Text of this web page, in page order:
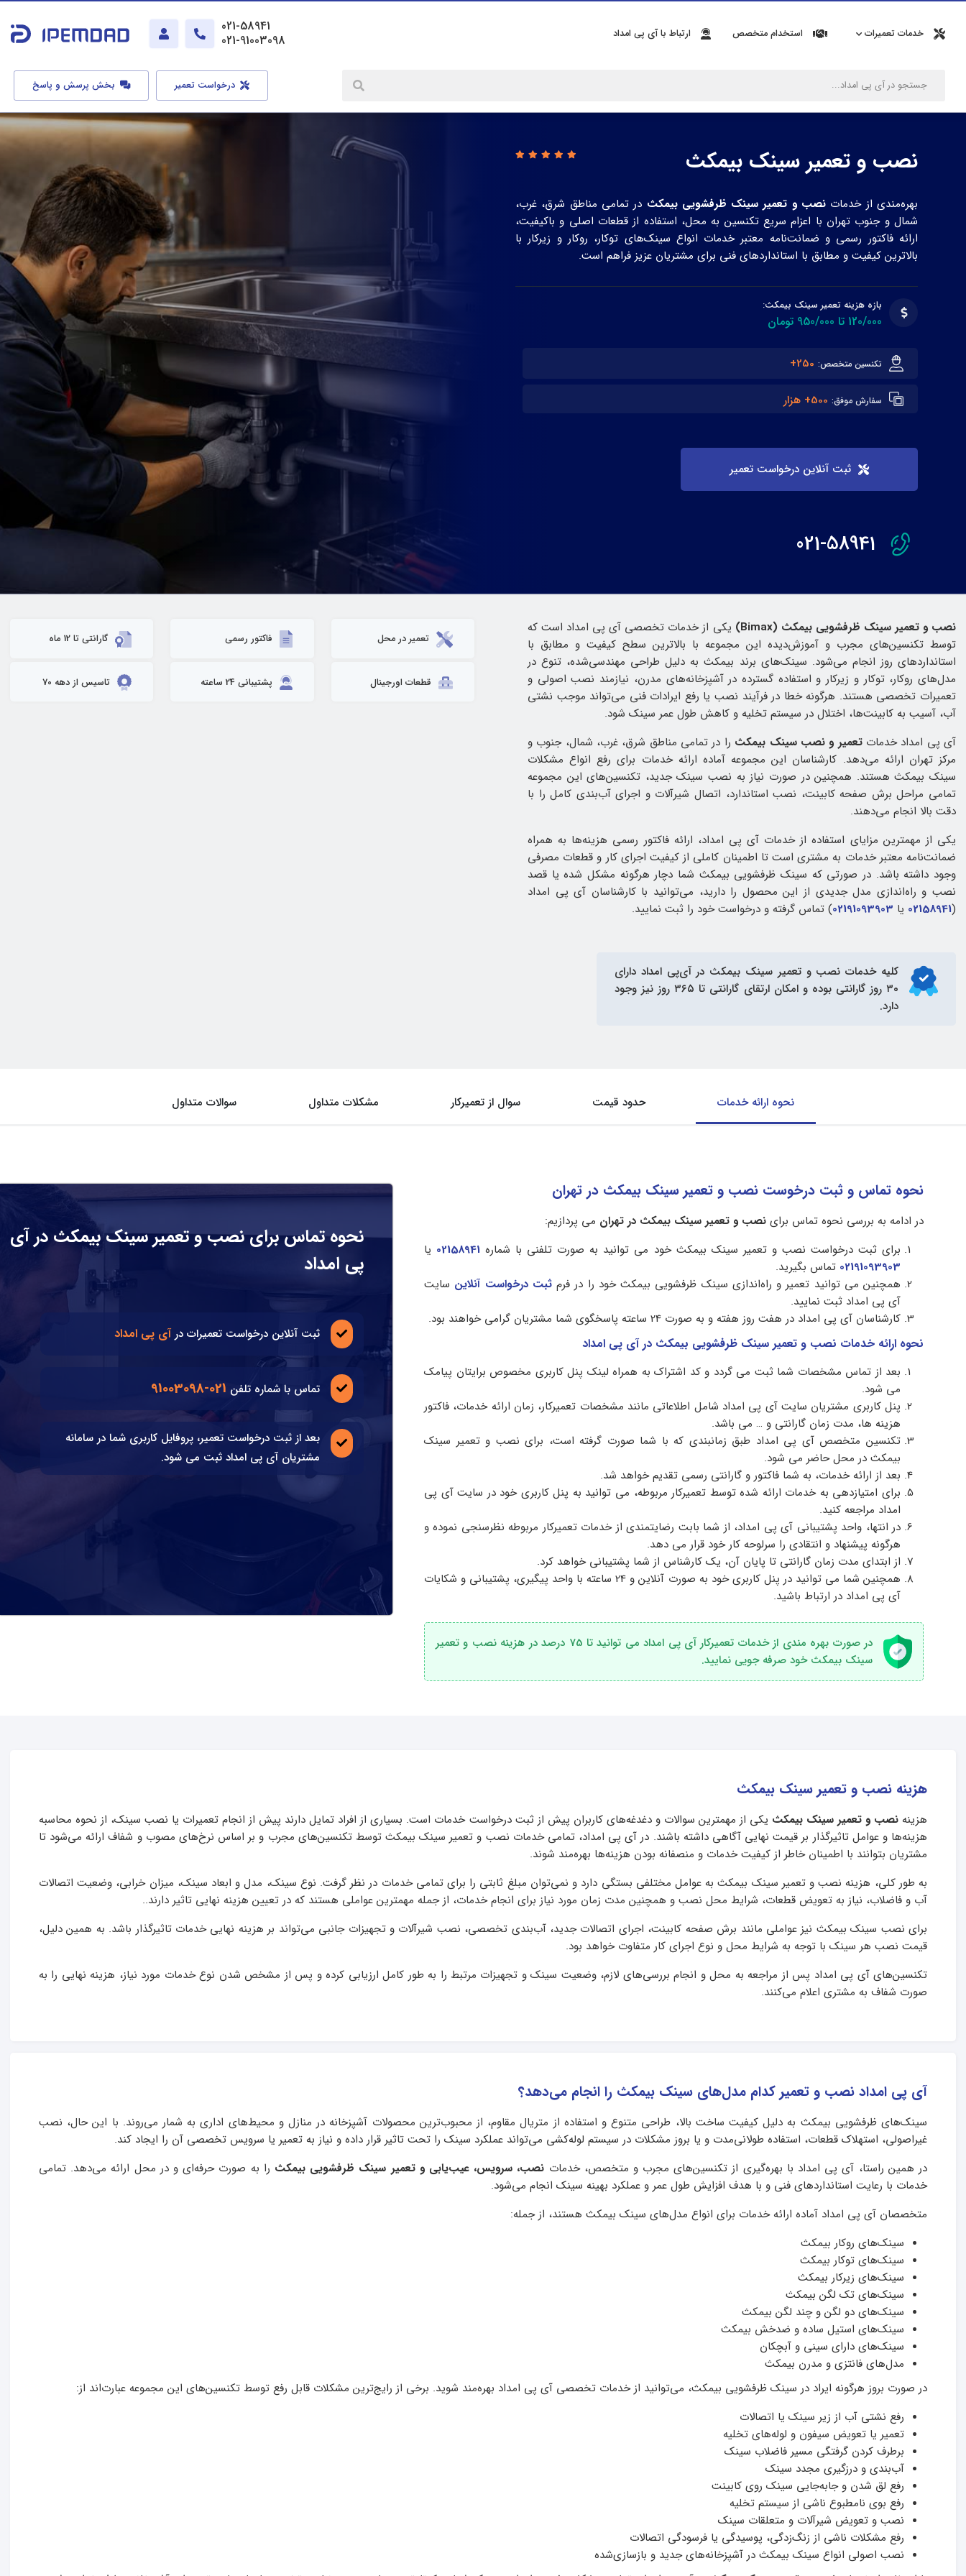
خدمات تعمیرات استخدام متخصص ارتباط با آی پی امداد
021-58941
021-91003098
درخواست تعمیر بخش پرسش و پاسخ
نصب و تعمیر سینک بیمکث
بهره‌مندی از خدمات نصب و تعمیر سینک ظرفشویی بیمکث در تمامی مناطق شرق، غرب،
شمال و جنوب تهران با اعزام سریع تکنسین به محل، استفاده از قطعات اصلی و باکیفیت،
ارائه فاکتور رسمی و ضمانت‌نامه معتبر خدمات انواع سینک‌های توکار، روکار و زیرکار با
بالاترین کیفیت و مطابق با استانداردهای فنی برای مشتریان عزیز فراهم است.
بازه هزینه تعمیر سینک بیمکث:
120/000 تا 950/000 تومان
تکنسین متخصص: 250+
سفارش موفق: 500+ هزار
ثبت آنلاین درخواست تعمیر
021-58941
نصب و تعمیر سینک ظرفشویی بیمکث (Bimax)
یکی از خدمات تخصصی آی پی امداد است که
توسط تکنسین‌های مجرب و آموزش‌دیده این مجموعه با بالاترین سطح کیفیت و مطابق با
استانداردهای روز انجام می‌شود. سینک‌های برند بیمکث به دلیل طراحی مهندسی‌شده، تنوع در
مدل‌های روکار، توکار و زیرکار و استفاده گسترده در آشپزخانه‌های مدرن، نیازمند نصب اصولی و
تعمیرات تخصصی هستند. هرگونه خطا در فرآیند نصب یا رفع ایرادات فنی می‌تواند موجب نشتی
آب، آسیب به کابینت‌ها، اختلال در سیستم تخلیه و کاهش طول عمر سینک شود.
آی پی امداد خدمات تعمیر و نصب سینک بیمکث را در تمامی مناطق شرق، غرب، شمال، جنوب و
مرکز تهران ارائه می‌دهد. کارشناسان این مجموعه آماده ارائه خدمات برای رفع انواع مشکلات
سینک بیمکث هستند. همچنین در صورت نیاز به نصب سینک جدید، تکنسین‌های این مجموعه
تمامی مراحل برش صفحه کابینت، نصب استاندارد، اتصال شیرآلات و اجرای آب‌بندی کامل را با
دقت بالا انجام می‌دهند.
یکی از مهمترین مزایای استفاده از خدمات آی پی امداد، ارائه فاکتور رسمی هزینه‌ها به همراه
ضمانت‌نامه معتبر خدمات به مشتری است تا اطمینان کاملی از کیفیت اجرای کار و قطعات مصرفی
وجود داشته باشد. در صورتی که سینک ظرفشویی بیمکث شما دچار هرگونه مشکل شده یا قصد
نصب و راه‌اندازی مدل جدیدی از این محصول را دارید، می‌توانید با کارشناسان آی پی امداد
(
02158941 یا 02191093903) تماس گرفته و درخواست خود را ثبت نمایید.
کلیه خدمات نصب و تعمیر سینک بیمکث در آی‌پی امداد دارای
۳۰ روز گارانتی بوده و امکان ارتقای گارانتی تا ۳۶۵ روز نیز وجود
دارد.
تعمیر در محل فاکتور رسمی گارانتی تا 12 ماه
قطعات اورجینال پشتیبانی 24 ساعته تاسیس از دهه 70
نحوه ارائه خدمات حدود قیمت سوال از تعمیرکار مشکلات متداول سوالات متداول
نحوه تماس و ثبت درخوست نصب و تعمیر سینک بیمکث در تهران
در ادامه به بررسی نحوه تماس برای نصب و تعمیر سینک بیمکث در تهران می پردازیم:
برای ثبت درخواست نصب و تعمیر سینک بیمکث خود می توانید به صورت تلفنی با شماره 02158941 یا
02191093903 تماس بگیرید.
همچنین می توانید تعمیر و راه‌اندازی سینک ظرفشویی بیمکث خود را در فرمثبت درخواست آنلاین سایت
آی پی امداد ثبت نمایید.
کارشناسان آی پی امداد در هفت روز هفته و به صورت 24 ساعته پاسخگوی شما مشتریان گرامی خواهند بود.
نحوه ارائه خدمات نصب و تعمیر سینک ظرفشویی بیمکث در آی پی امداد
بعد از تماس مشخصات شما ثبت می گردد و کد اشتراک به همراه لینک پنل کاربری مخصوص برایتان پیامک
می شود.
پنل کاربری مشتریان سایت آی پی امداد شامل اطلاعاتی مانند مشخصات تعمیرکار، زمان ارائه خدمات، فاکتور
هزینه ها، مدت زمان گارانتی و … می باشد.
تکنسین متخصص آی پی امداد طبق زمانبندی که با شما صورت گرفته است، برای نصب و تعمیر سینک
بیمکث در محل حاضر می شود.
بعد از ارائه خدمات، به شما فاکتور و گارانتی رسمی تقدیم خواهد شد.
برای امتیازدهی به خدمات ارائه شده توسط تعمیرکار مربوطه، می توانید به پنل کاربری خود در سایت آی پی
امداد مراجعه کنید.
در انتها، واحد پشتیبانی آی پی امداد، از شما بابت رضایتمندی از خدمات تعمیرکار مربوطه نظرسنجی نموده و
هرگونه پیشنهاد و انتقادی را سرلوحه کار خود قرار می دهد.
از ابتدای مدت زمان گارانتی تا پایان آن، یک کارشناس از شما پشتیبانی خواهد کرد.
همچنین شما می توانید در پنل کاربری خود به صورت آنلاین و 24 ساعته با واحد پیگیری، پشتیبانی و شکایات
آی پی امداد در ارتباط باشید.
در صورت بهره مندی از خدمات تعمیرکار آی پی امداد می توانید تا 75 درصد در هزینه نصب و تعمیر
سینک بیمکث خود صرفه جویی نمایید.
نحوه تماس برای نصب و تعمیر سینک بیمکث در آی
پی امداد
ثبت آنلاین درخواست تعمیرات درآی پی امداد
تماس با شماره تلفن 021-91003098
بعد از ثبت درخواست تعمیر، پروفایل کاربری شما در سامانه
مشتریان آی پی امداد ثبت می شود.
هزینه نصب و تعمیر سینک بیمکث
هزینهنصب و تعمیر سینک بیمکث یکی از مهمترین سوالات و دغدغه‌های کاربران پیش از ثبت درخواست خدمات است. بسیاری از افراد تمایل دارند پیش از انجام تعمیرات یا نصب سینک، از نحوه محاسبه
هزینه‌ها و عوامل تاثیرگذار بر قیمت نهایی آگاهی داشته باشند. در آی پی امداد، تمامی خدمات نصب و تعمیر سینک بیمکث توسط تکنسین‌های مجرب و بر اساس نرخ‌های مصوب و شفاف ارائه می‌شود تا
مشتریان بتوانند با اطمینان خاطر از کیفیت خدمات و منصفانه بودن هزینه‌ها بهره‌مند شوند.
به طور کلی، هزینه نصب و تعمیر سینک بیمکث به عوامل مختلفی بستگی دارد و نمی‌توان مبلغ ثابتی را برای تمامی خدمات در نظر گرفت. نوع سینک، مدل و ابعاد سینک، میزان خرابی، وضعیت اتصالات
آب و فاضلاب، نیاز به تعویض قطعات، شرایط محل نصب و همچنین مدت زمان مورد نیاز برای انجام خدمات، از جمله مهمترین عواملی هستند که در تعیین هزینه نهایی تاثیر دارند..
برای نصب سینک بیمکث نیز عواملی مانند برش صفحه کابینت، اجرای اتصالات جدید، آب‌بندی تخصصی، نصب شیرآلات و تجهیزات جانبی می‌تواند بر هزینه نهایی خدمات تاثیرگذار باشد. به همین دلیل،
قیمت نصب هر سینک با توجه به شرایط محل و نوع اجرای کار متفاوت خواهد بود.
تکنسین‌های آی پی امداد پس از مراجعه به محل و انجام بررسی‌های لازم، وضعیت سینک و تجهیزات مرتبط را به طور کامل ارزیابی کرده و پس از مشخص شدن نوع خدمات مورد نیاز، هزینه نهایی را به
صورت شفاف به مشتری اعلام می‌کنند.
آی پی امداد نصب و تعمیر کدام مدل‌های سینک بیمکث را انجام می‌دهد؟
سینک‌های ظرفشویی بیمکث به دلیل کیفیت ساخت بالا، طراحی متنوع و استفاده از متریال مقاوم، از محبوب‌ترین محصولات آشپزخانه در منازل و محیط‌های اداری به شمار می‌روند. با این حال، نصب
غیراصولی، استهلاک قطعات، استفاده طولانی‌مدت و یا بروز مشکلات در سیستم لوله‌کشی می‌تواند عملکرد سینک را تحت تاثیر قرار داده و نیاز به تعمیر یا سرویس تخصصی آن را ایجاد کند.
در همین راستا، آی پی امداد با بهره‌گیری از تکنسین‌های مجرب و متخصص، خدمات نصب، سرویس، عیب‌یابی و تعمیر سینک ظرفشویی بیمکث را به صورت حرفه‌ای و در محل ارائه می‌دهد. تمامی
خدمات با رعایت استانداردهای فنی و با هدف افزایش طول عمر و عملکرد بهینه سینک انجام می‌شود.
متخصصان آی پی امداد آماده ارائه خدمات برای انواع مدل‌های سینک بیمکث هستند، از جمله:
سینک‌های روکار بیمکث
سینک‌های توکار بیمکث
سینک‌های زیرکار بیمکث
سینک‌های تک لگن بیمکث
سینک‌های دو لگن و چند لگن بیمکث
سینک‌های استیل ساده و ضدخش بیمکث
سینک‌های دارای سینی و آبچکان
مدل‌های فانتزی و مدرن بیمکث
در صورت بروز هرگونه ایراد در سینک ظرفشویی بیمکث، می‌توانید از خدمات تخصصی آی پی امداد بهره‌مند شوید. برخی از رایج‌ترین مشکلات قابل رفع توسط تکنسین‌های این مجموعه عبارت‌اند از:
رفع نشتی آب از زیر سینک یا اتصالات
تعمیر یا تعویض سیفون و لوله‌های تخلیه
برطرف کردن گرفتگی مسیر فاضلاب سینک
آب‌بندی و درزگیری مجدد سینک
رفع لق شدن و جابه‌جایی سینک روی کابینت
رفع بوی نامطبوع ناشی از سیستم تخلیه
نصب و تعویض شیرآلات و متعلقات سینک
رفع مشکلات ناشی از زنگ‌زدگی، پوسیدگی یا فرسودگی اتصالات
نصب اصولی انواع سینک بیمکث در آشپزخانه‌های جدید و بازسازی‌شده